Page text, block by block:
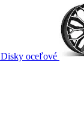
Disky oceľové